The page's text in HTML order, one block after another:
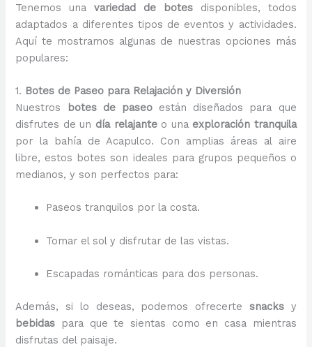
Tenemos unavariedad de botesdisponibles, todos
adaptados a diferentes tipos de eventos y actividades.
Aquí te mostramos algunas de nuestras opciones más
populares:
1. Botes de Paseo para Relajación y Diversión
Nuestros
botes de paseoestán diseñados para que
disfrutes de un día relajanteo una exploración tranquila
por la bahía de Acapulco. Con amplias áreas al aire
libre, estos botes son ideales para grupos pequeños o
medianos, y son perfectos para:
Paseos tranquilos por la costa.
Tomar el sol y disfrutar de las vistas.
Escapadas románticas para dos personas.
Además, si lo deseas, podemos ofrecerte snacksy
bebidas para que te sientas como en casa mientras
disfrutas del paisaje.